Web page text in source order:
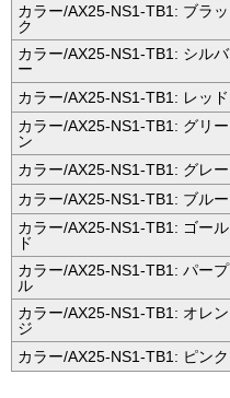
カラー/AX25-NS1-TB1: ブラッ
ク
カラー/AX25-NS1-TB1: シルバ
ー
カラー/AX25-NS1-TB1: レッド
カラー/AX25-NS1-TB1: グリー
ン
カラー/AX25-NS1-TB1: グレー
カラー/AX25-NS1-TB1: ブルー
カラー/AX25-NS1-TB1: ゴール
ド
カラー/AX25-NS1-TB1: パープ
ル
カラー/AX25-NS1-TB1: オレン
ジ
カラー/AX25-NS1-TB1: ピンク